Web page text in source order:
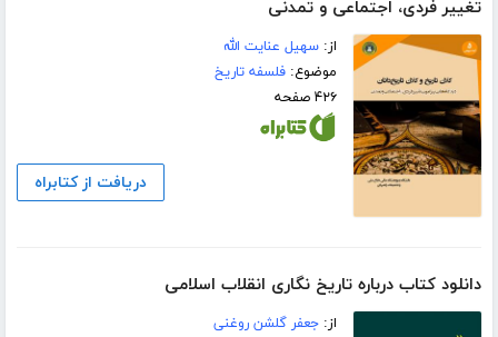
تغییر فردی، اجتماعی و تمدنی
از:سهیل عنایت الله
موضوع:فلسفه تاریخ
۴۲۶ صفحه
دریافت از کتابراه
دانلود کتاب درباره تاریخ نگاری انقلاب اسلامی
از:جعفر گلشن روغنی